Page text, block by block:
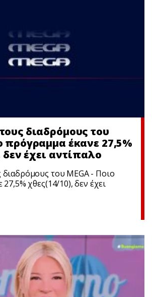
διαδρόμους του
πρόγραμμα έκανε 27,5%
έχει αντίπαλο
του MEGA - Ποιο
χθες(14/10), δεν έχει